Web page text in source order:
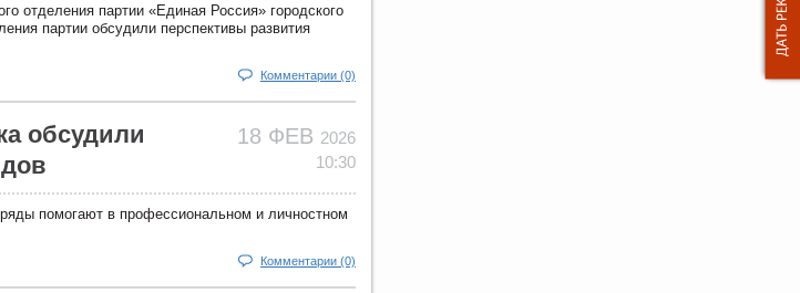
отделения партии «Единая Россия» городского
партии обсудили перспективы развития
Комментарии (0)
18 ФЕВ 2026
10:30
обсудили
помогают в профессиональном и личностном
Комментарии (0)